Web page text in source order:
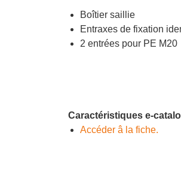
Boîtier saillie
Entraxes de fixation
2 entrées pour PE M20
Caractéristiques e-
Accéder â la fiche.